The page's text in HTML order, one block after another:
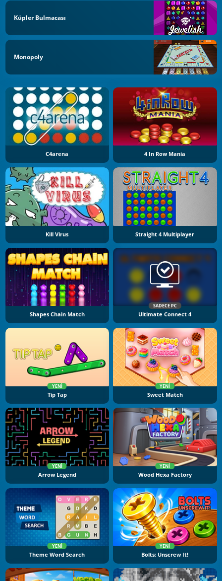
Küpler Bulmacası
Monopoly
C4arena 4 In Row Mania
Kill Virus Straight 4 Multiplayer
Shapes Chain Match
SADECE PC
Ultimate Connect 4
YENI
Tip Tap
YENI
Sweet Match
YENI
Arrow Legend
YENI
Wood Hexa Factory
YENI
Theme Word Search
YENI
Bolts: Unscrew It!